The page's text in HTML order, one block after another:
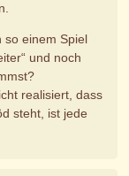
so einem Spiel
und noch
realisiert, dass
steht, ist jede